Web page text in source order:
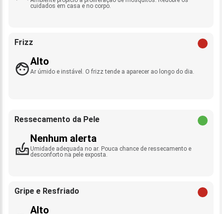
cuidados em casa e no corpo.
Frizz
Alto
Ar úmido e instável. O frizz tende a aparecer ao longo do dia.
Ressecamento da Pele
Nenhum alerta
Umidade adequada no ar. Pouca chance de ressecamento e
desconforto na pele exposta.
Gripe e Resfriado
Alto